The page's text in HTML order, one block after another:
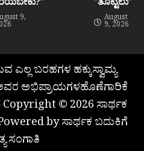
9, August
9, 2026
ಎಲ್ಲ ಬರಹಗಳ ಹಕ್ಕುಸ್ವಾಮ್ಯ
ಅಭಿಪ್ರಾಯಗಳಹೊಣೆಗಾರಿಕೆ
© 2026 ಸಾರ್ಥಕ
by ಸಾರ್ಥಕ ಬದುಕಿಗೆ
ಸಂಗಾತಿ